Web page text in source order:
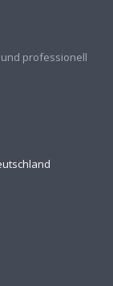
professionell